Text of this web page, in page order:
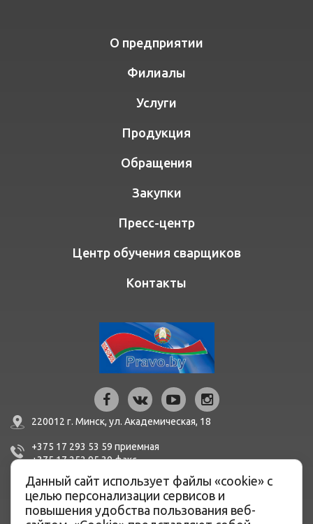
О предприятии
Филиалы
Услуги
Продукция
Обращения
Закупки
Пресс-центр
Центр обучения сварщиков
Контакты
220012 г. Минск, ул. Академическая, 18
+375 17 293 53 59 приемная
+375 17 252 95 30факc
mail@bern.by
Данный сайт использует файлы «cookie» с
целью персонализации сервисов и
повышения удобства пользования веб-